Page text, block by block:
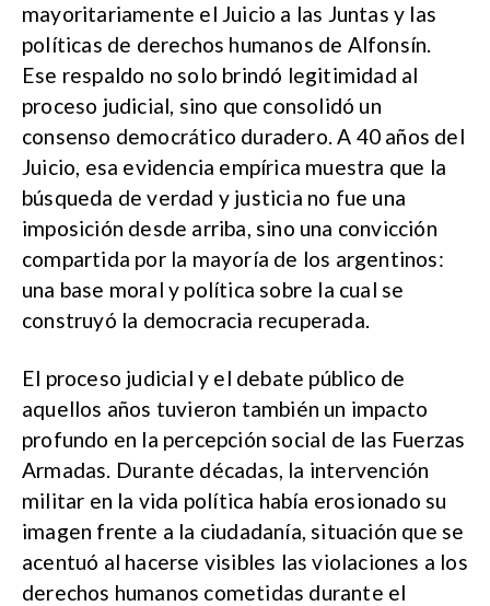
mayoritariamente el Juicio a las Juntas y las
políticas de derechos humanos de Alfonsín.
Ese respaldo no solo brindó legitimidad al
proceso judicial, sino que consolidó un
consenso democrático duradero. A 40 años del
Juicio, esa evidencia empírica muestra que la
búsqueda de verdad y justicia no fue una
imposición desde arriba, sino una convicción
compartida por la mayoría de los argentinos:
una base moral y política sobre la cual se
construyó la democracia recuperada.
El proceso judicial y el debate público de
aquellos años tuvieron también un impacto
profundo en la percepción social de las Fuerzas
Armadas. Durante décadas, la intervención
militar en la vida política había erosionado su
imagen frente a la ciudadanía, situación que se
acentuó al hacerse visibles las violaciones a los
derechos humanos cometidas durante el